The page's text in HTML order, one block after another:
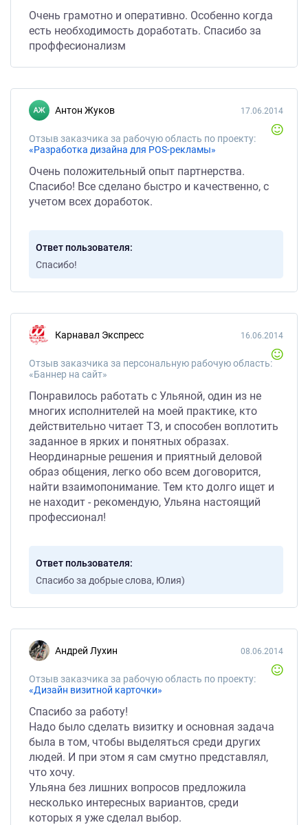
Очень грамотно и оперативно. Особенно когда
есть необходимость доработать. Спасибо за
проффесионализм
Антон Жуков
Отзыв заказчика за рабочую область по проекту:
«Разработка дизайна для POS-рекламы»
17.06.2014
Очень положительный опыт партнерства.
Спасибо! Все сделано быстро и качественно, с
учетом всех доработок.
Ответ пользователя
Спасибо!
Карнавал Экспресс
Отзыв заказчика за персональную рабочую область:
«Баннер на сайт»
16.06.2014
Понравилось работать с Ульяной, один из не
многих исполнителей на моей практике, кто
действительно читает ТЗ, и способен воплотить
заданное в ярких и понятных образах.
Неординарные решения и приятный деловой
образ общения, легко обо всем договорится,
найти взаимопонимание. Тем кто долго ищет и
не находит - рекомендую, Ульяна настоящий
профессионал!
Ответ пользователя
Спасибо за добрые слова, Юлия)
Андрей Лухин
Отзыв заказчика за рабочую область по проекту:
«Дизайн визитной карточки»
08.06.2014
Спасибо за работу!
Надо было сделать визитку и основная задача
была в том, чтобы выделяться среди других
людей. И при этом я сам смутно представлял,
что хочу.
Ульяна без лишних вопросов предложила
несколько интересных вариантов, среди
которых я уже сделал выбор.